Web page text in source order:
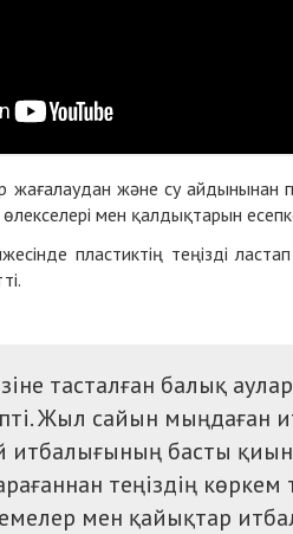
және су айдынынан
мен қалдықтарын есепке
пластиктің теңізді
тасталған балық
Жыл сайын мыңдаған
итбалығының басты
теңіздің
мен қайықтар